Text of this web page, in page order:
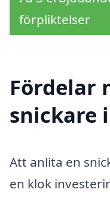
förpliktelser
Fördelar
snickare
Att anlita en
en klok